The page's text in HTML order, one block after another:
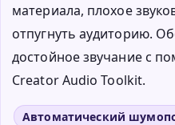
материала, плохое
отпугнуть аудиторию.
достойное звучание с
Creator Audio Toolkit.
Автоматический